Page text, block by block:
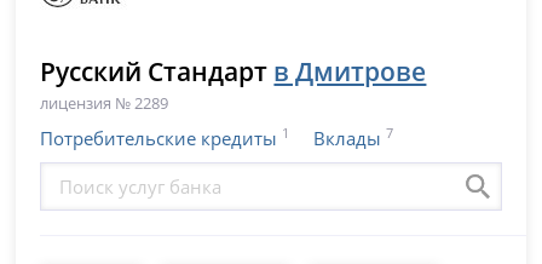
Русский Стандарт в Дмитрове
лицензия № 2289
Потребительские кредиты 1 Вклады 7